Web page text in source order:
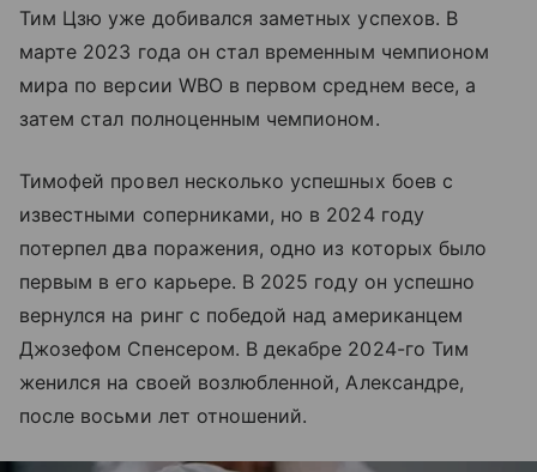
Тим Цзю уже добивался заметных успехов. В
марте 2023 года он стал временным чемпионом
мира по версии WBO в первом среднем весе, а
затем стал полноценным чемпионом.
Тимофей провел несколько успешных боев с
известными соперниками, но в 2024 году
потерпел два поражения, одно из которых было
первым в его карьере. В 2025 году он успешно
вернулся на ринг с победой над американцем
Джозефом Спенсером. В декабре 2024-го Тим
женился на своей возлюбленной, Александре,
после восьми лет отношений.